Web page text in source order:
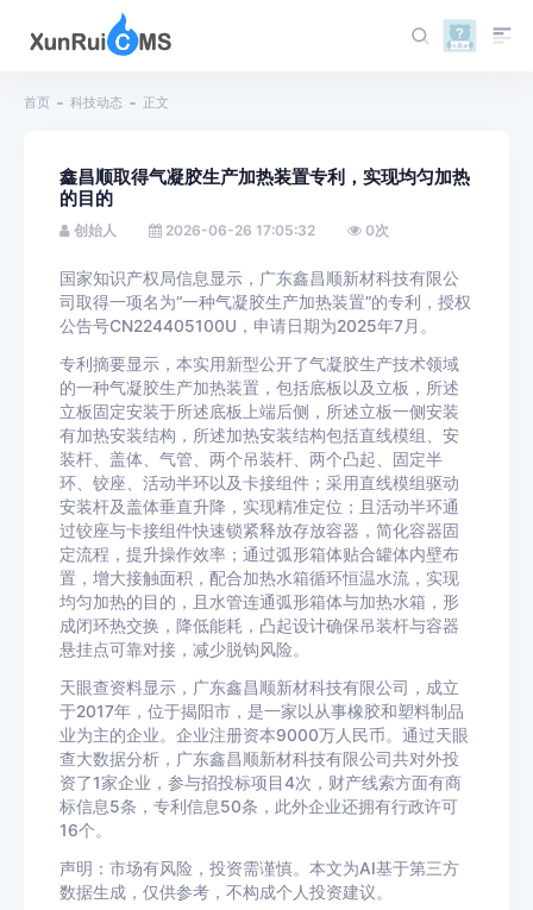
首页 科技动态 正文
鑫昌顺取得气凝胶生产加热装置专利，实现均匀加热
的目的
创始人 2026-06-26 17:05:32 0次
国家知识产权局信息显示，广东鑫昌顺新材科技有限公
司取得一项名为“一种气凝胶生产加热装置”的专利，授权
公告号CN224405100U，申请日期为2025年7月。
专利摘要显示，本实用新型公开了气凝胶生产技术领域
的一种气凝胶生产加热装置，包括底板以及立板，所述
立板固定安装于所述底板上端后侧，所述立板一侧安装
有加热安装结构，所述加热安装结构包括直线模组、安
装杆、盖体、气管、两个吊装杆、两个凸起、固定半
环、铰座、活动半环以及卡接组件；采用直线模组驱动
安装杆及盖体垂直升降，实现精准定位；且活动半环通
过铰座与卡接组件快速锁紧释放存放容器，简化容器固
定流程，提升操作效率；通过弧形箱体贴合罐体内壁布
置，增大接触面积，配合加热水箱循环恒温水流，实现
均匀加热的目的，且水管连通弧形箱体与加热水箱，形
成闭环热交换，降低能耗，凸起设计确保吊装杆与容器
悬挂点可靠对接，减少脱钩风险。
天眼查资料显示，广东鑫昌顺新材科技有限公司，成立
于2017年，位于揭阳市，是一家以从事橡胶和塑料制品
业为主的企业。企业注册资本9000万人民币。通过天眼
查大数据分析，广东鑫昌顺新材科技有限公司共对外投
资了1家企业，参与招投标项目4次，财产线索方面有商
标信息5条，专利信息50条，此外企业还拥有行政许可
16个。
声明：市场有风险，投资需谨慎。本文为AI基于第三方
数据生成，仅供参考，不构成个人投资建议。